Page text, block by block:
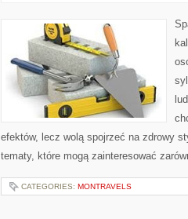
efektów, lecz wolą spojrzeć na zdrowy
tematy, które mogą zainteresować
CATEGORIES: MONTRAVELS